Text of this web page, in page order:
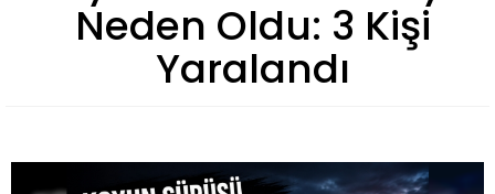
Neden Oldu: 3 Kişi
Yaralandı